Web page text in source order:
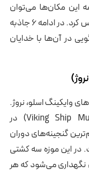
این مکان‌ها می‌توان
حضور نمادین خدایان نورس را احساس کرد. در ادامه ۶ جاذبه
در آن‌ها با خدایان
وایکینگ اسلو، نروژ.
موزه کشتی‌های وایکینگ (Viking Ship Museum) در
گنجینه‌های دوران
در این موزه سه کشتی
به قرن 9 میلادی نگهداری می‌شود که هر